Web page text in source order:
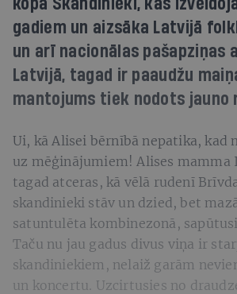
gadiem un aizsāka Latvijā
un arī nacionālas pašapziņas
Latvijā, tagad ir paaudžu
mantojums tiek nodots jauno
Ui, kā Alisei bērnībā nepatika, kad
uz mēģinājumiem! Alises mamma
tagad atceras, kā vēlā rudenī
skandinieki stāv un dzied, bet
satuntulēta kombinezonā,
Taču nu jau gadus divus viņa ir
skandiniekiem, nelaiž garām
un koncertu. Uzcirtusies no